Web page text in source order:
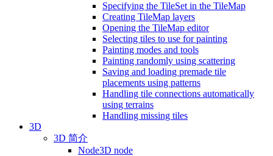
Specifying the TileSet in the TileMap
Creating TileMap layers
Opening the TileMap editor
Selecting tiles to use for painting
Painting modes and tools
Painting randomly using scattering
Saving and loading premade tile
placements using patterns
Handling tile connections automatically
using terrains
Handling missing tiles
3D
3D 简介
Node3D node